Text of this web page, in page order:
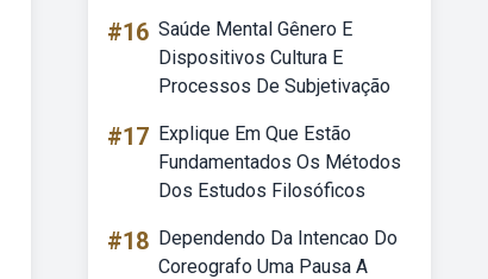
#16 Saúde Mental Gênero E
Dispositivos Cultura E
Processos De Subjetivação
#17 Explique Em Que Estão
Fundamentados Os Métodos
Dos Estudos Filosóficos
#18 Dependendo Da Intencao Do
Coreografo Uma Pausa A